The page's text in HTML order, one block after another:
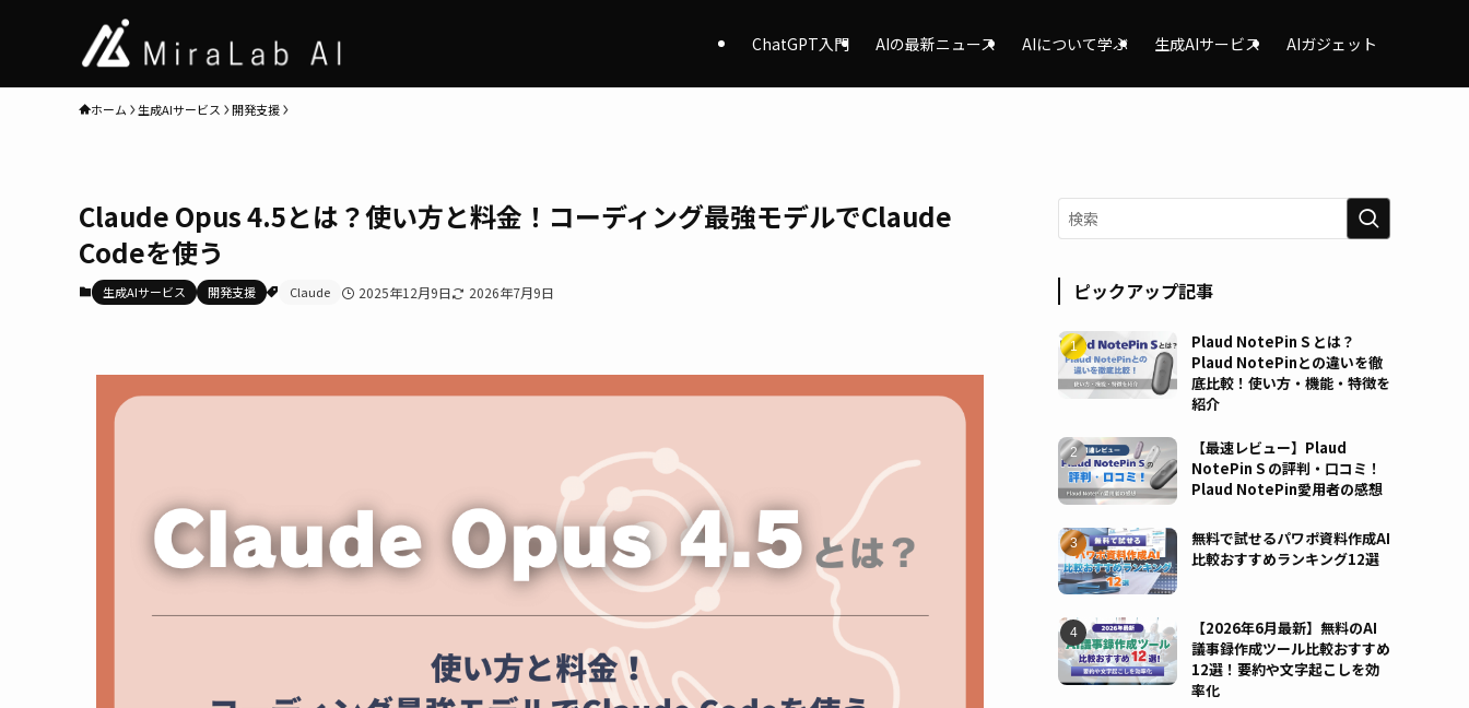
ChatGPT入門 AIの最新ニュース AIについて学ぶ 生成AIサービス AIガジェット
ホーム 生成AIサービス 開発支援
Claude Opus 4.5とは？使い方と料金！コーディング最強モデルでClaude
Codeを使う
生成AIサービス 開発支援 Claude 2025年12月9日 2026年7月9日 ピックアップ記事
Plaud NotePin S とは？
Plaud NotePinとの違いを徹
底比較！使い方・機能・特徴を
紹介
【最速レビュー】Plaud
NotePin S の評判・口コミ！
Plaud NotePin愛用者の感想
無料で試せるパワポ資料作成AI
比較おすすめランキング12選
【2026年6月最新】無料のAI
議事録作成ツール比較おすすめ
12選！要約や文字起こしを効
率化